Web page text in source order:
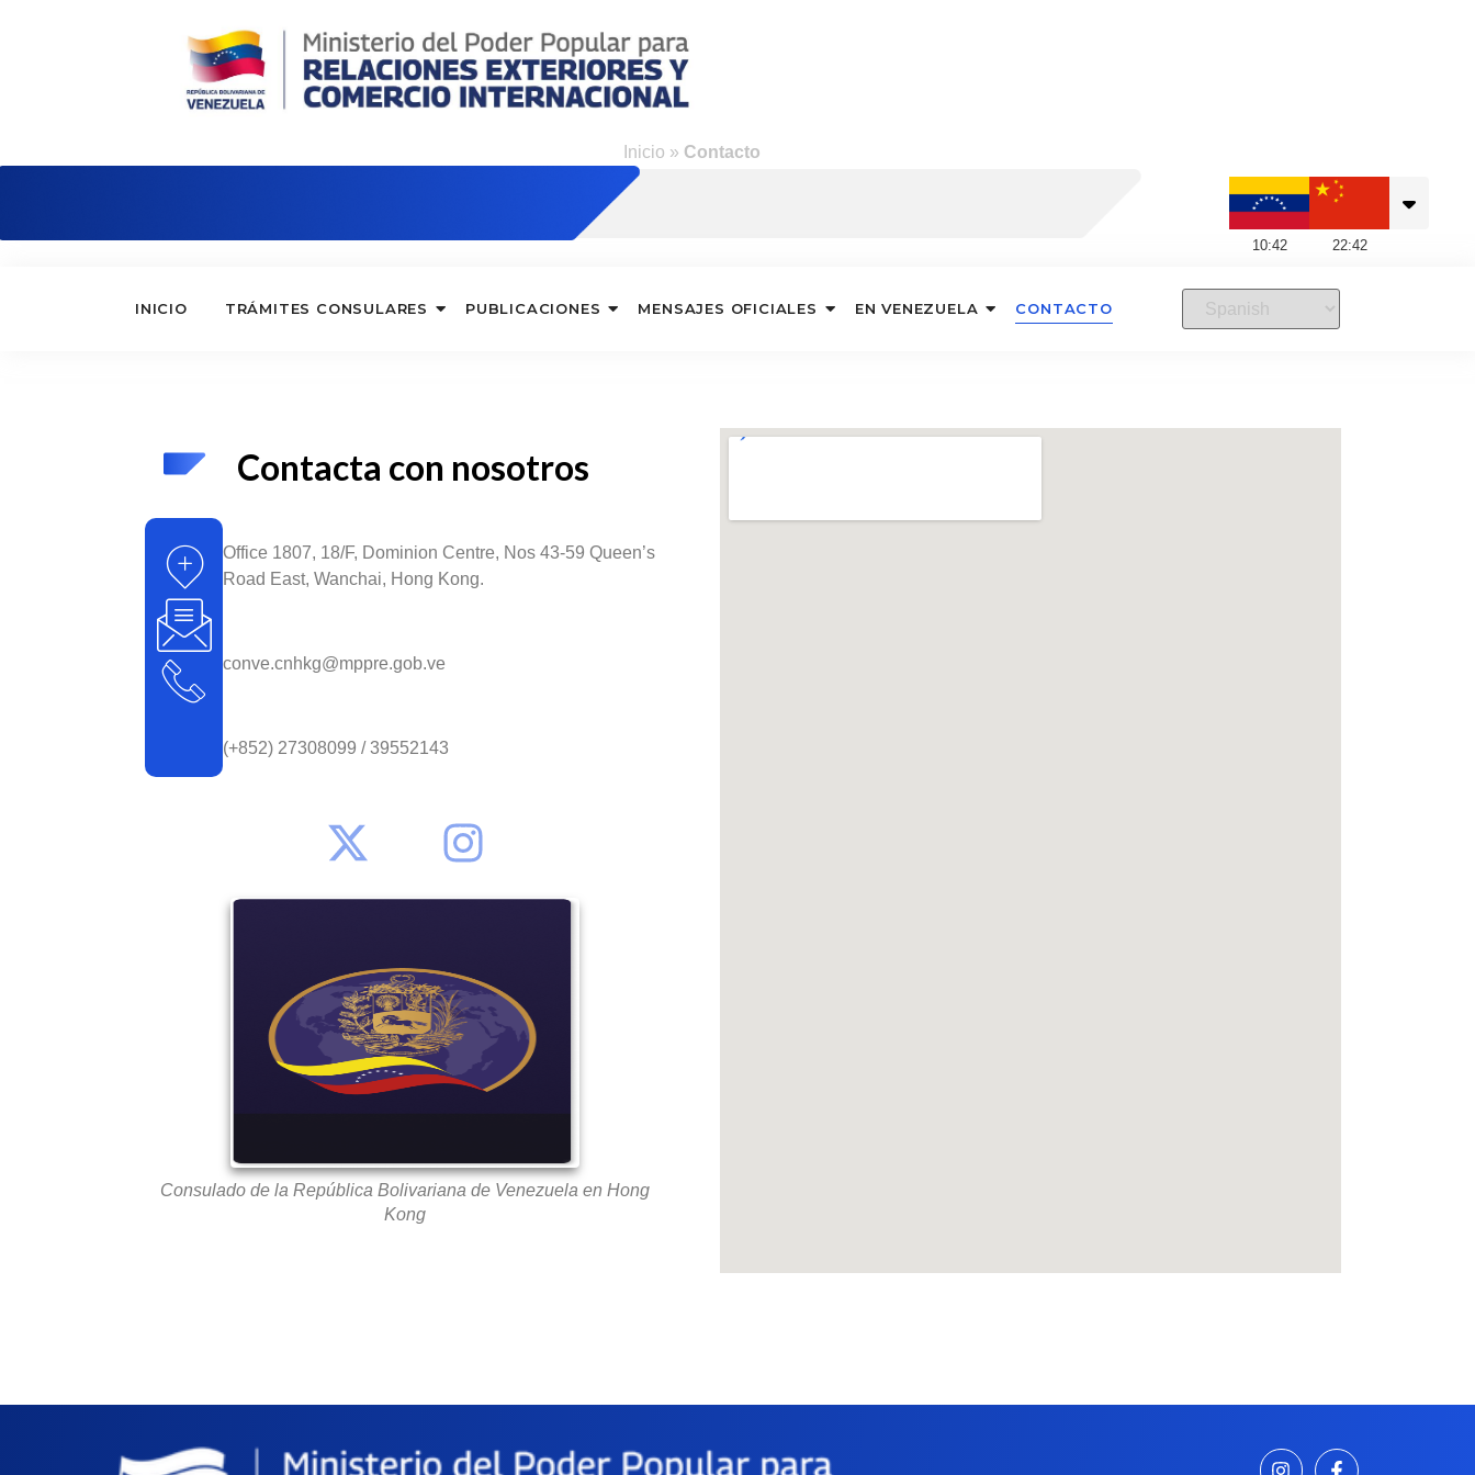
Inicio » Contacto
10:42 22:42
INICIO TRÁMITES CONSULARES PUBLICACIONES MENSAJES OFICIALES EN VENEZUELA CONTACTO
Contacta con nosotros
Office 1807, 18/F, Dominion Centre, Nos 43-59 Queen’s
Road East, Wanchai, Hong Kong.
conve.cnhkg@mppre.gob.ve
(+852) 27308099 / 39552143
Consulado de la República Bolivariana de Venezuela en Hong
Kong